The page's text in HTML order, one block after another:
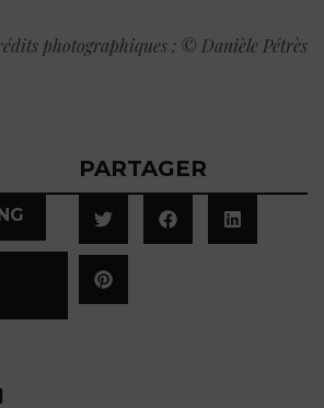
photographiques : © Danièle Pétrès
PARTAGER